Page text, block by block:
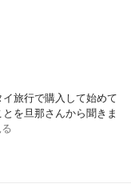
旅行で購入して始めて
を旦那さんから聞きま